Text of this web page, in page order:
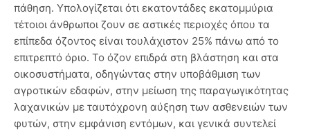
πάθηση. Υπολογίζεται ότι εκατοντάδες εκατομμύρια
τέτοιοι άνθρωποι ζουν σε αστικές περιοχές όπου τα
επίπεδα όζοντος είναι τουλάχιστον 25% πάνω από το
επιτρεπτό όριο. Το όζον επιδρά στη βλάστηση και στα
οικοσυστήματα, οδηγώντας στην υποβάθμιση των
αγροτικών εδαφών, στην μείωση της παραγωγικότητας
λαχανικών με ταυτόχρονη αύξηση των ασθενειών των
φυτών, στην εμφάνιση εντόμων, και γενικά συντελεί